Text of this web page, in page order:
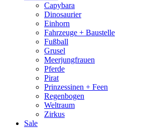
Capybara
Dinosaurier
Einhorn
Fahrzeuge + Baustelle
Fußball
Grusel
Meerjungfrauen
Pferde
Pirat
Prinzessinen + Feen
Regenbogen
Weltraum
Zirkus
Sale